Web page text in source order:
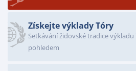
Získejte výklady Tóry
Setkávání židovské tradice
pohledem